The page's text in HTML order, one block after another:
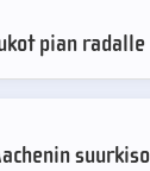
pian radalle